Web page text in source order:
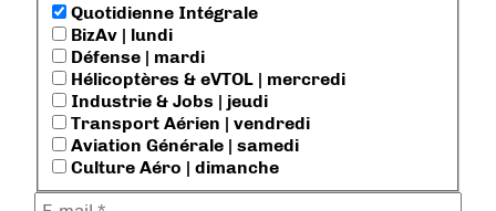
Quotidienne Intégrale
BizAv | lundi
Défense | mardi
Hélicoptères & eVTOL | mercredi
Industrie & Jobs | jeudi
Transport Aérien | vendredi
Aviation Générale | samedi
Culture Aéro | dimanche